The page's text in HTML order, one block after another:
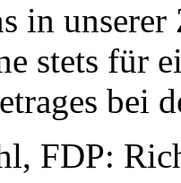
in
stets für
bei
FDP: